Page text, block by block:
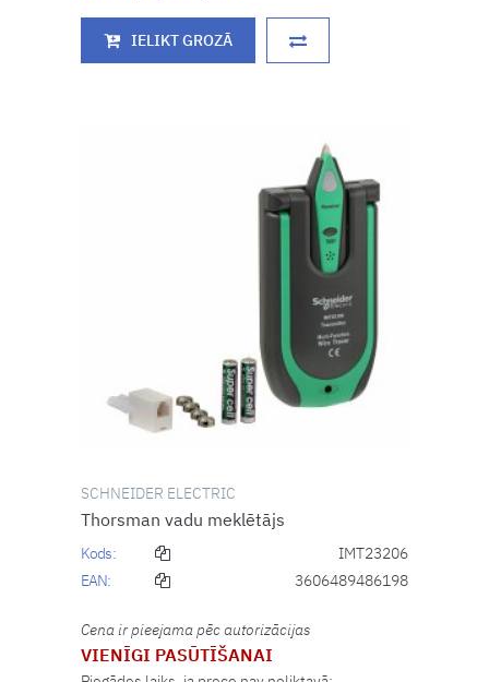
IELIKT GROZĀ
SCHNEIDER ELECTRIC
Thorsman vadu meklētājs
Kods:
IMT23206
EAN:
3606489486198
Cena ir pieejama pēc autorizācijas
VIENĪGI PASŪTĪŠANAI